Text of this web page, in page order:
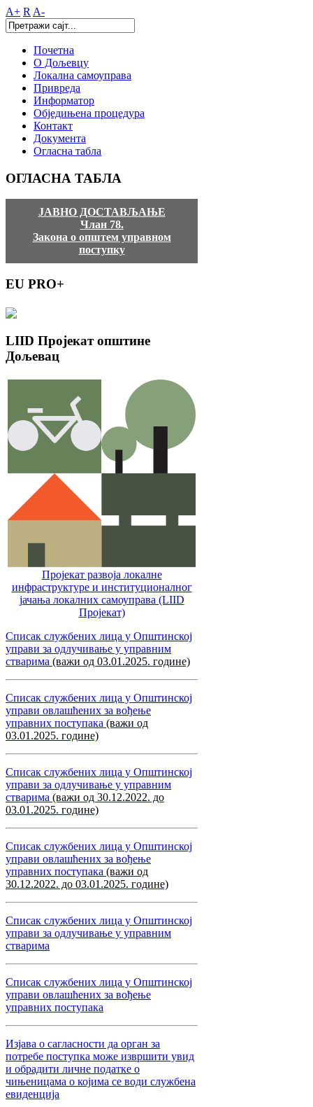
A+ R A-
Почетна
О Дољевцу
Локална самоуправа
Привреда
Информатор
Обједињена процедура
Контакт
Документа
Огласна табла
ОГЛАСНА ТАБЛА
ЈАВНО ДОСТАВЉАЊЕ
Члан 78.
Закона о општем управном
поступку
EU PRO+
LIID Пројекат општине
Дољевац
Пројекат развоја локалне
инфраструктуре и институционалног
јачања локалних самоуправa (LIID
Пројекат)
Списак службених лица у Општинској
управи за одлучивање у управним
стварима (важи од 03.01.2025. године)
Списак службених лица у Општинској
управи овлашћених за вођење
управних поступака (важи од
03.01.2025. године)
Списак службених лица у Општинској
управи за одлучивање у управним
стварима (важи од 30.12.2022. до
03.01.2025. године)
Списак службених лица у Општинској
управи овлашћених за вођење
управних поступака (важи од
30.12.2022. до 03.01.2025. године)
Списак службених лица у Општинској
управи за одлучивање у управним
стварима
Списак службених лица у Општинској
управи овлашћених за вођење
управних поступака
Изјава о сагласности да орган за
потребе поступка може извршити увид
и обрадити личне податке о
чињеницама о којима се води службена
евиденција